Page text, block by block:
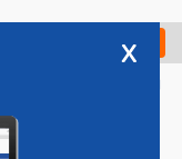
Check in
x